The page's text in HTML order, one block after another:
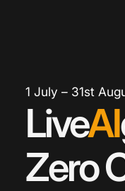
1 July – 31st
LiveAI
Zero